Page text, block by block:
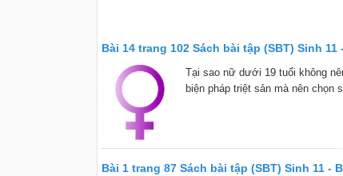
Bài 14 trang 102 Sách bài tập (SBT) Sinh
Tại sao nữ dưới 19 tuổi không
biện pháp triệt sản mà nên chọn
Bài 1 trang 87 Sách bài tập (SBT) Sinh 11 -